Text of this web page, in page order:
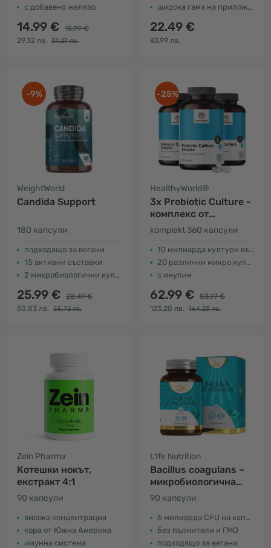
с добавено желязо
14.99 €
15.99 €
29.32 лв.
31.27 лв.
широка гама на приложение
22.49 €
43.99 лв.
-9%
WeightWorld
Candida Support
180 капсули
подходящо за вегани
15 активни съставки
2 микробиологични култури
25.99 €
28.49 €
50.83 лв.
55.72 лв.
-25%
HealthyWorld®
3x Probiotic Culture -
комплекс от
микробиологични
култури
komplekt 360 капсули
10 милиарда култури във всяка капсула
20 различни микро култури
с инулин
62.99 €
83.97 €
123.20 лв.
164.23 лв.
Zein Pharma
Котешки нокът,
екстракт 4:1
90 капсули
висока концентрация
кора от Южна Америка
имунна система
L1fe Nutrition
Bacillus coagulans –
микробиологична
култура
90 капсули
6 милиарда CFU на капсула
без пълнители и ГМО
подходящо за вегани